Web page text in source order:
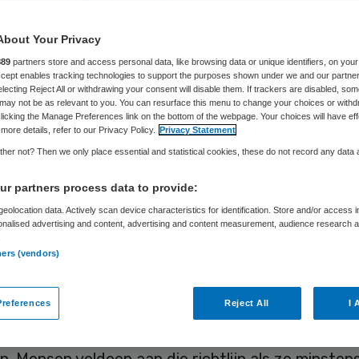
stijgen als het bewegingsdoel van het
wordt gehaald. Mensen worden
oud, maar het aantal ernstige sportblessures
mensen langer leven stijgen de kosten voor
Gaat een kwart van Nederland meer
de zorgkosten netto met 8 miljoen euro, blijkt
van het RIVM.
huidige verwachtingen zal 53 procent van de
Your Privacy
partners store and access personal data, like browsing data or unique identifiers, on your
enables tracking technologies to support the purposes shown under we and our
Reject All or withdrawing your consent will disable them. If trackers are disabled,
not be as relevant to you. You can resurface this menu to change your choices or
the Manage Preferences link on the bottom of the webpage. Your choices will have
details, refer to our Privacy Policy. Privacy Statement
not? Then we only place essential and statistical cookies, these do not record any data
partners process data to provide:
data. Actively scan device characteristics for identification. Store and/or access
advertising and content, advertising and content measurement, audience research
(vendors)
Reject All I